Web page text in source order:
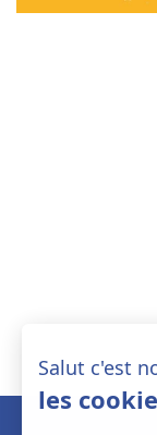
Salut c'est
les